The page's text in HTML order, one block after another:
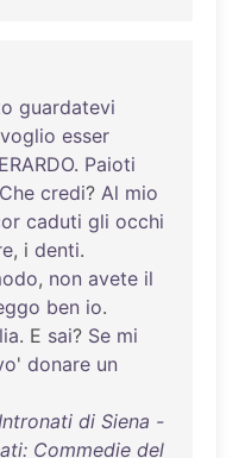
guardatevi
voglio esser
. Paioti
Che credi? Al mio
caduti gli occhi
, i denti.
, non avete il
ben io.
. E sai? Se mi
' donare un
di Siena -
Commedie del